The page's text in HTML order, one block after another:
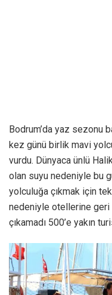
Bodrum’da yaz sezonu
kez günü birlik mavi
vurdu. Dünyaca ünlü
olan suyu nedeniyle bu
yolculuğa çıkmak için
nedeniyle otellerine geri
çıkamadı 500’e yakın